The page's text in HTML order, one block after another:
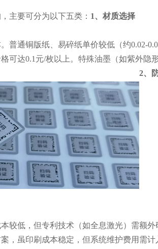
主要可分为以下五类： 1、材质选择
普通铜版纸、易碎纸单价较低（约0.02-
可达0.1元/枚以上。特殊油墨（如紫外隐
2、
较低，但专利技术（如全息激光）需额
，虽印刷成本稳定，但系统维护费用需计